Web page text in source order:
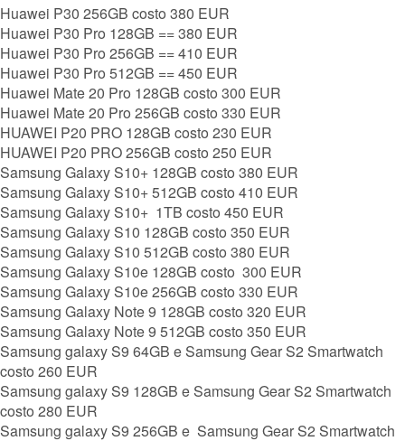
Huawei P30 256GB costo 380 EUR
Huawei P30 Pro 128GB == 380 EUR
Huawei P30 Pro 256GB == 410 EUR
Huawei P30 Pro 512GB == 450 EUR
Huawei Mate 20 Pro 128GB costo 300 EUR
Huawei Mate 20 Pro 256GB costo 330 EUR
HUAWEI P20 PRO 128GB costo 230 EUR
HUAWEI P20 PRO 256GB costo 250 EUR
Samsung Galaxy S10+ 128GB costo 380 EUR
Samsung Galaxy S10+ 512GB costo 410 EUR
Samsung Galaxy S10+ 1TB costo 450 EUR
Samsung Galaxy S10 128GB costo 350 EUR
Samsung Galaxy S10 512GB costo 380 EUR
Samsung Galaxy S10e 128GB costo 300 EUR
Samsung Galaxy S10e 256GB costo 330 EUR
Samsung Galaxy Note 9 128GB costo 320 EUR
Samsung Galaxy Note 9 512GB costo 350 EUR
Samsung galaxy S9 64GB e Samsung Gear S2 Smartwatch
costo 260 EUR
Samsung galaxy S9 128GB e Samsung Gear S2 Smartwatch
costo 280 EUR
Samsung galaxy S9 256GB e Samsung Gear S2 Smartwatch